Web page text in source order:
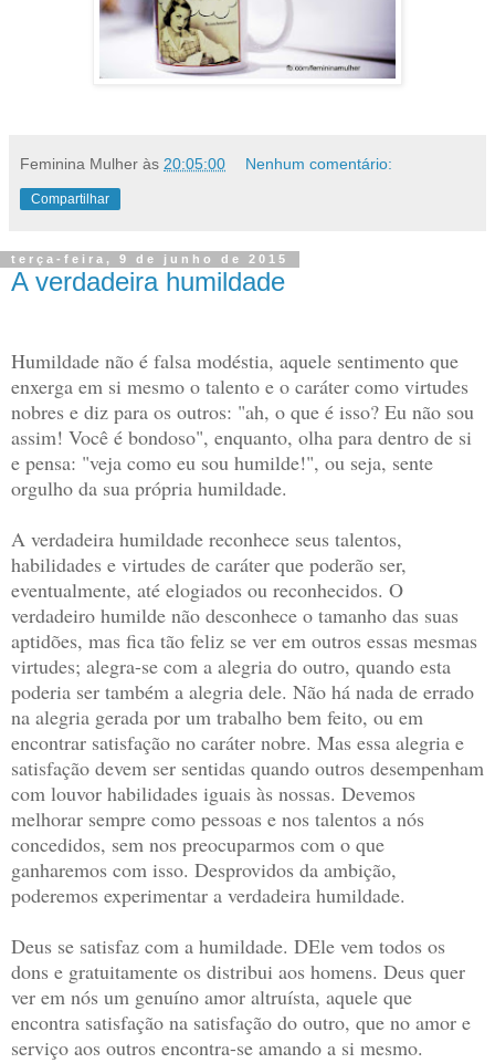
Feminina Mulher às 20:05:00 Nenhum comentário:
Compartilhar
terça-feira, 9 de junho de 2015
A verdadeira humildade
Humildade não é falsa modéstia, aquele sentimento que
enxerga em si mesmo o talento e o caráter como virtudes
nobres e diz para os outros: "ah, o que é isso? Eu não sou
assim! Você é bondoso", enquanto, olha para dentro de si
e pensa: "veja como eu sou humilde!", ou seja, sente
orgulho da sua própria humildade.
A verdadeira humildade reconhece seus talentos,
habilidades e virtudes de caráter que poderão ser,
eventualmente, até elogiados ou reconhecidos. O
verdadeiro humilde não desconhece o tamanho das suas
aptidões, mas fica tão feliz se ver em outros essas mesmas
virtudes; alegra-se com a alegria do outro, quando esta
poderia ser também a alegria dele. Não há nada de errado
na alegria gerada por um trabalho bem feito, ou em
encontrar satisfação no caráter nobre. Mas essa alegria e
satisfação devem ser sentidas quando outros desempenham
com louvor habilidades iguais às nossas. Devemos
melhorar sempre como pessoas e nos talentos a nós
concedidos, sem nos preocuparmos com o que
ganharemos com isso. Desprovidos da ambição,
poderemos experimentar a verdadeira humildade.
Deus se satisfaz com a humildade. DEle vem todos os
dons e gratuitamente os distribui aos homens. Deus quer
ver em nós um genuíno amor altruísta, aquele que
encontra satisfação na satisfação do outro, que no amor e
serviço aos outros encontra-se amando a si mesmo.